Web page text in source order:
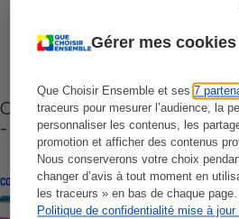
Gérer mes cookies
Que Choisir Ensemble et ses7
traceurs pour mesurer l’audience, la
personnaliser les contenus, les
promotion et afficher des contenus
Nous conserverons votre choix
changer d’avis à tout moment en
les traceurs » en bas de chaque page.
Politique de confidentialité mise à jour
Cafetière à capsules zéro
- Premières impressions
CONSEILS